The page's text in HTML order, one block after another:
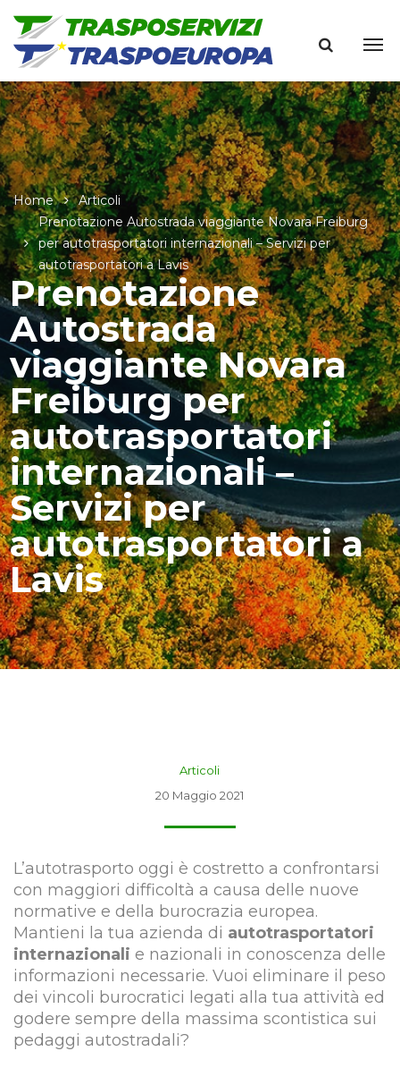
Home
Articoli
Prenotazione Autostrada viaggiante Novara Freiburg
per autotrasportatori internazionali – Servizi per
autotrasportatori a Lavis
Prenotazione
Autostrada
viaggiante Novara
Freiburg per
autotrasportatori
internazionali –
Servizi per
autotrasportatori a
Lavis
Articoli
20 Maggio 2021
L’autotrasporto oggi è costretto a confrontarsi
con maggiori difficoltà a causa delle nuove
normative e della burocrazia europea.
Mantieni la tua azienda di autotrasportatori
internazionali e nazionali in conoscenza delle
informazioni necessarie. Vuoi eliminare il peso
dei vincoli burocratici legati alla tua attività ed
godere sempre della massima scontistica sui
pedaggi autostradali?